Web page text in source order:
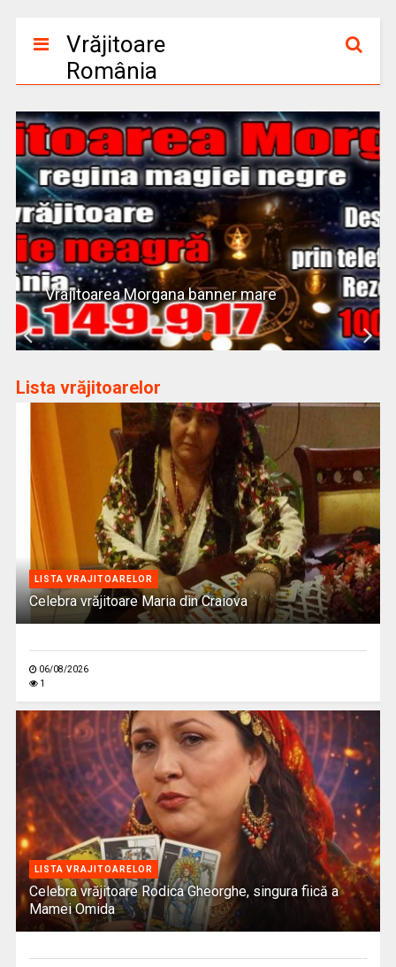
Vrăjitoare
România
Vrajitoarea Morgana banner mare
Lista vrăjitoarelor
LISTA VRAJITOARELOR
Celebra vrăjitoare Maria din Craiova
06/08/2026
1
LISTA VRAJITOARELOR
Celebra vrăjitoare Rodica Gheorghe, singura fiică a
Mamei Omida